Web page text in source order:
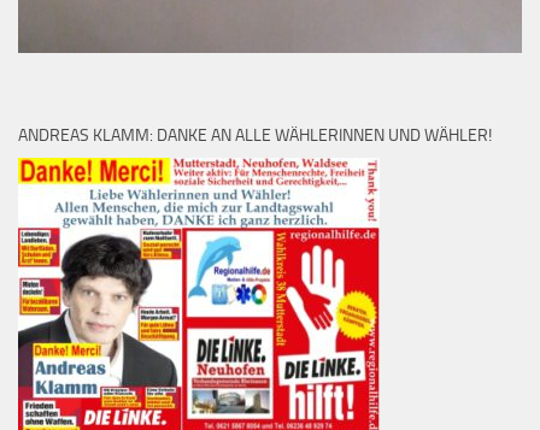
ANDREAS KLAMM: DANKE AN ALLE WÄHLERINNEN UND WÄHLER!